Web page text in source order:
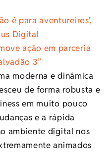
é para aventureiros’,
Digital
ação em parceria
3”
moderna e dinâmica
de forma robusta e
em muito pouco
e a rápida
ambiente digital nos
animados